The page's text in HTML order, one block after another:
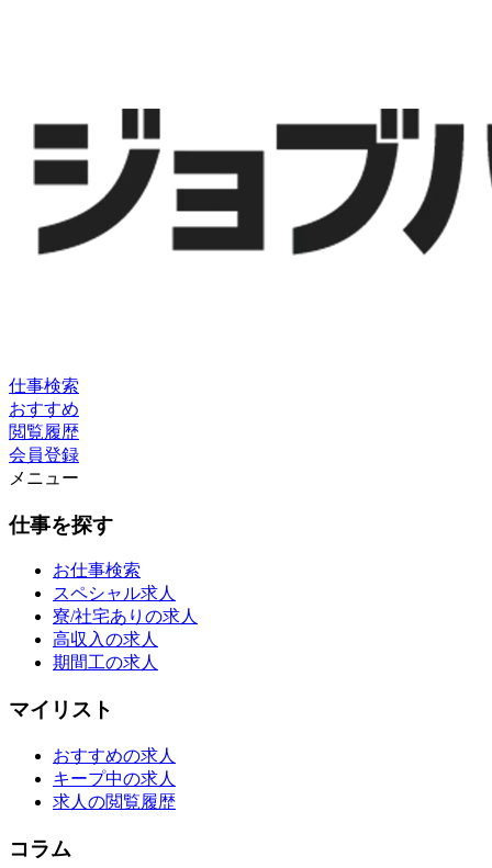
仕事検索
おすすめ
閲覧履歴
会員登録
メニュー
仕事を探す
お仕事検索
スペシャル求人
寮/社宅ありの求人
高収入の求人
期間工の求人
マイリスト
おすすめの求人
キープ中の求人
求人の閲覧履歴
コラム